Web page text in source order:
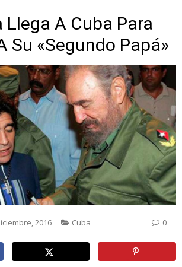
Llega A Cuba Para
Su «segundo Papá»
2016 Cuba 0